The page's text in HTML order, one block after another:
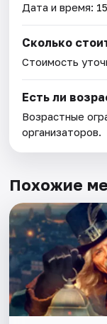
Дата и время:
Сколько
Стоимость
Есть ли
Возрастные
организаторов.
Похожие